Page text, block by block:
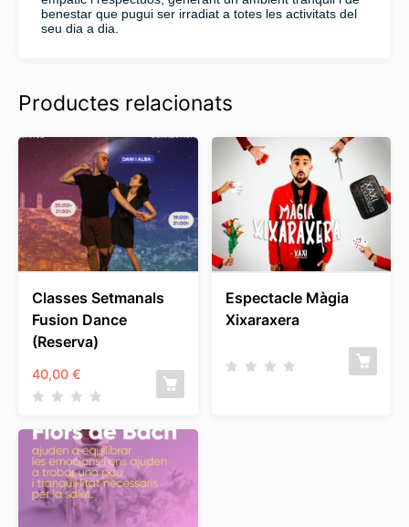
benestar que pugui ser irradiat a totes les activitats del
seu dia a dia.
Productes relacionats
Classes Setmanals
Fusion Dance
(Reserva)
40,00 €
Espectacle Màgia
Xixaraxera